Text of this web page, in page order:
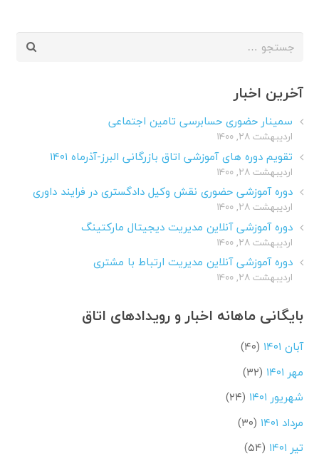
جستجو
آخرین اخبار
سمینار حضوری حسابرسی تامین اجتماعی
اردیبهشت ۲۸, ۱۴۰۰
تقویم دوره های آموزشی اتاق بازرگانی البرز-آذرماه ۱۴۰۱
اردیبهشت ۲۸, ۱۴۰۰
دوره آموزشی حضوری نقش وکیل دادگستری در فرایند داوری
اردیبهشت ۲۸, ۱۴۰۰
دوره آموزشی آنلاین مدیریت دیجیتال مارکتینگ
اردیبهشت ۲۸, ۱۴۰۰
دوره آموزشی آنلاین مدیریت ارتباط با مشتری
اردیبهشت ۲۸, ۱۴۰۰
بایگانی ماهانه اخبار و رویدادهای اتاق
آبان ۱۴۰۱
(۴۰)
مهر ۱۴۰۱
(۳۲)
شهریور ۱۴۰۱
(۲۴)
مرداد ۱۴۰۱
(۳۰)
تیر ۱۴۰۱
(۵۴)